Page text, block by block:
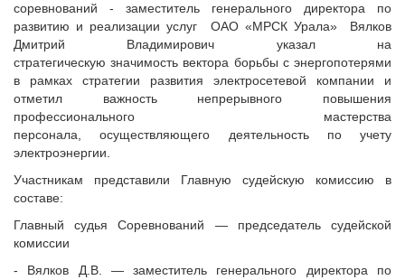
соревнований - заместитель генерального директора по
развитию и реализации услуг ОАО «МРСК Урала» Вялков
Дмитрий Владимирович указал на
стратегическую значимость вектора борьбы с энергопотерями
в рамках стратегии развития электросетевой компании и
отметил важность непрерывного повышения
профессионального мастерства
персонала, осуществляющего деятельность по учету
электроэнергии.
Участникам представили Главную судейскую комиссию в
составе:
Главный судья Соревнований — председатель судейской
комиссии
- Вялков Д.В. — заместитель генерального директора по